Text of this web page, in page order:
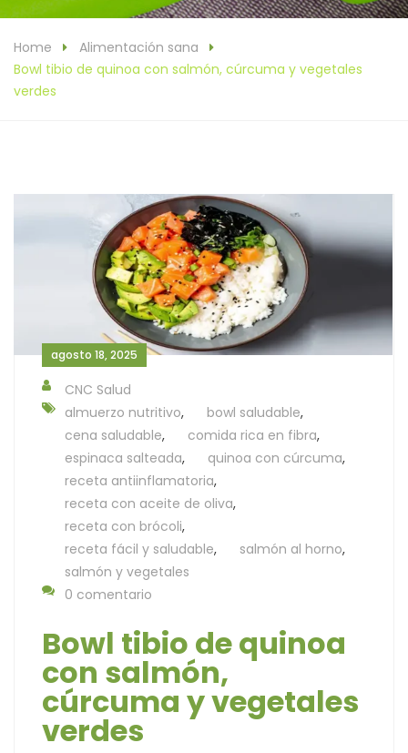
Home
Alimentación sana
Bowl tibio de quinoa con salmón, cúrcuma y vegetales
verdes
agosto 18, 2025
CNC Salud
almuerzo nutritivo, bowl saludable,
cena saludable, comida rica en fibra,
espinaca salteada, quinoa con cúrcuma,
receta antiinflamatoria,
receta con aceite de oliva,
receta con brócoli,
receta fácil y saludable, salmón al horno,
salmón y vegetales
0 comentario
Bowl tibio de quinoa
con salmón,
cúrcuma y vegetales
verdes